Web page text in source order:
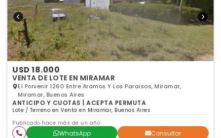
USD 18.000
VENTA DE LOTE EN MIRAMAR
El Porvenir 1260 Entre Aramos Y Los Paraisos, Miramar,
Miramar, Buenos Aires
ANTICIPO Y CUOTAS | ACEPTA PERMUTA
Lote / Terreno en Venta en Miramar, Buenos Aires
Publicado hace más de un año
WhatsApp Consultar